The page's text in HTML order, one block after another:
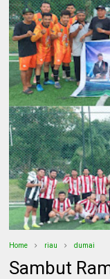
Home riau dumai
Sambut